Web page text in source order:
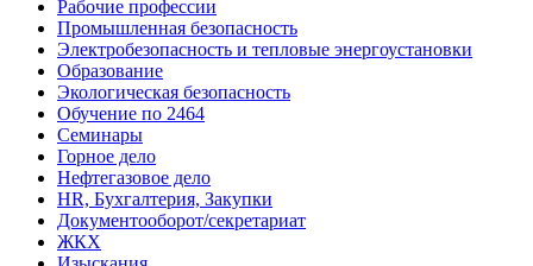
Рабочие профессии
Промышленная безопасность
Электробезопасность и тепловые энергоустановки
Образование
Экологическая безопасность
Обучение по 2464
Семинары
Горное дело
Нефтегазовое дело
HR, Бухгалтерия, Закупки
Документооборот/секретариат
ЖКХ